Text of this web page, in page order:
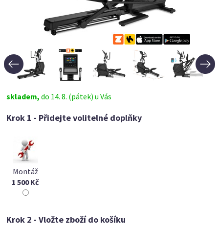
skladem,do 14. 8. (pátek) u Vás
Krok 1 - Přidejte volitelné doplňky
Montáž
1 500 Kč
Krok 2 - Vložte zboží do košíku